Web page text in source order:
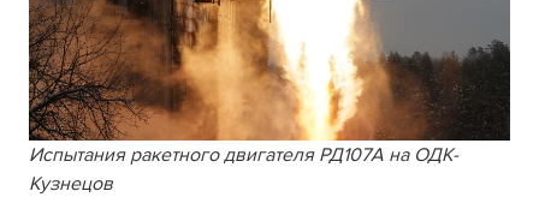
Испытания ракетного двигателя РД107А на ОДК-
Кузнецов